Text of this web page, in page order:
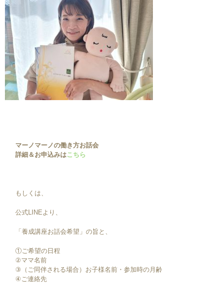
マーノマーノの働き方お話会
詳細＆お申込みはこちら
もしくは、
公式LINEより、
「養成講座お話会希望」の旨と、
①ご希望の日程
②ママ名前
③（ご同伴される場合）お子様名前・参加時の月齢
④ご連絡先